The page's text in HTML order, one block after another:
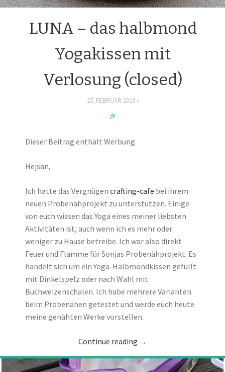
LUNA – das halbmond
Yogakissen mit
Verlosung (closed)
27. FEBRUAR 2019
Dieser Beitrag enthält Werbung
Hejsan,
Ich hatte das Vergnügen crafting-cafe bei ihrem
neuen Probenähprojekt zu unterstützen. Einige
von euch wissen das Yoga eines meiner liebsten
Aktivitäten ist, auch wenn ich es mehr oder
weniger zu Hause betreibe. Ich war also direkt
Feuer und Flamme für Sonjas Probenähprojekt. Es
handelt sich um ein Yoga-Halbmondkissen gefüllt
mit Dinkelspelz oder nach Wahl mit
Buchweizenschalen. Ich habe mehrere Varianten
beim Probenähen getestet und werde euch heute
meine genähten Werke vorstellen.
Continue reading →